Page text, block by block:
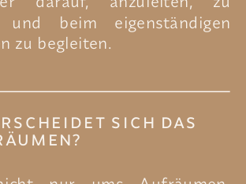
SICH DAS
und beim eigenständigen
zu begleiten.